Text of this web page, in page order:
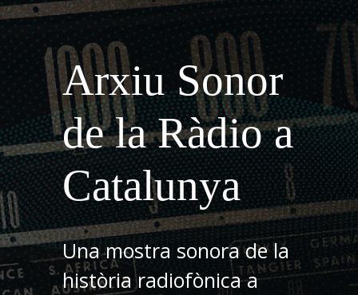
Arxiu Sonor
de la Ràdio a
Catalunya
Una mostra sonora de la
història radiofònica a